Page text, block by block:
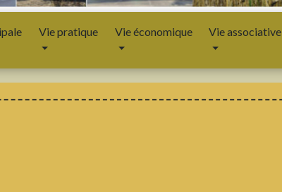
Vie pratique Vie économique Vie associative